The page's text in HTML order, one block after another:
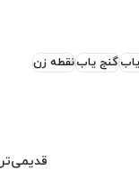
گنج یابنقطه زن
قدیمی‌تر